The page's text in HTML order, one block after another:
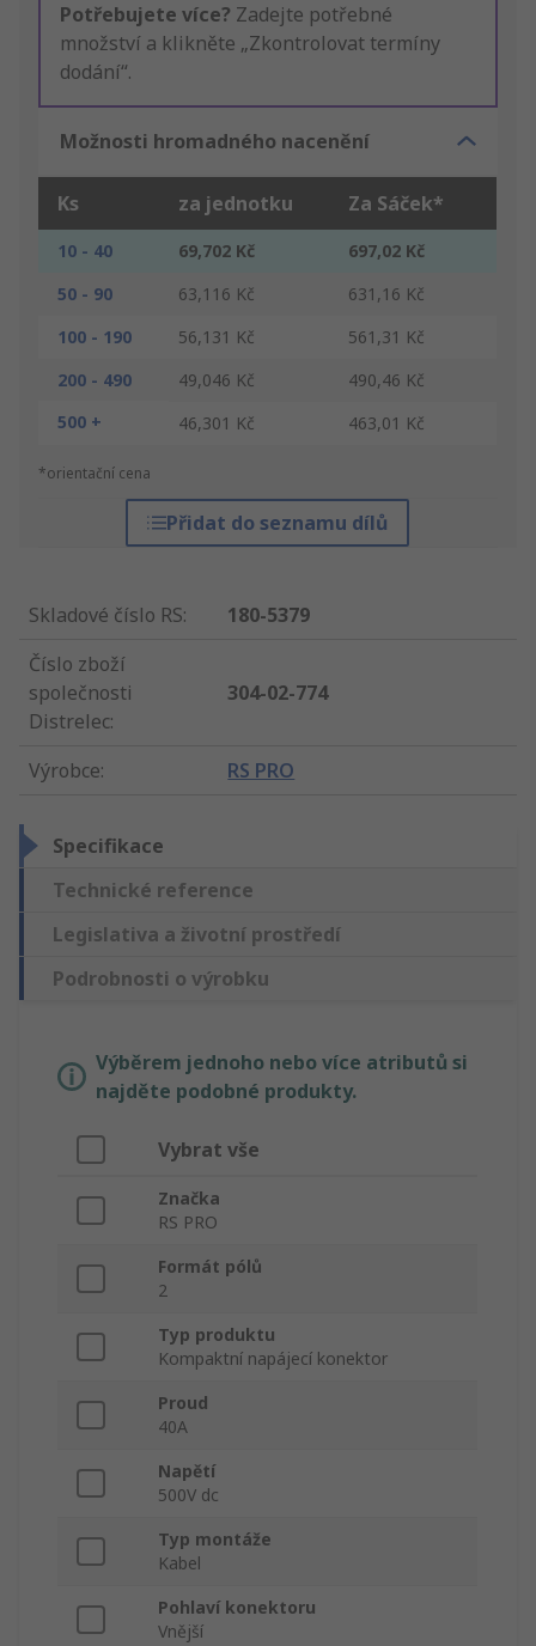
Potřebujete více? Zadejte potřebné
množství a klikněte „Zkontrolovat termíny
dodání“.
Možnosti hromadného nacenění
Ks za jednotku Za Sáček*
10 - 40 69,702 Kč
697,02 Kč
50 - 90
63,116 Kč
631,16 Kč
100 - 190
56,131 Kč
561,31 Kč
200 - 490
49,046 Kč
490,46 Kč
500 +
46,301 Kč 463,01 Kč
*orientační cena
Přidat do seznamu dílů
Skladové číslo RS:
180-5379
Číslo zboží
společnosti
Distrelec:
304-02-774
Výrobce: RS PRO
Specifikace
Technické reference
Legislativa a životní prostředí
Podrobnosti o výrobku
Výběrem jednoho nebo více atributů si
najděte podobné produkty.
Vybrat vše
Značka
RS PRO
Formát pólů
2
Typ produktu
Kompaktní napájecí konektor
Proud
40A
Napětí
500V dc
Typ montáže
Kabel
Pohlaví konektoru
Vnější